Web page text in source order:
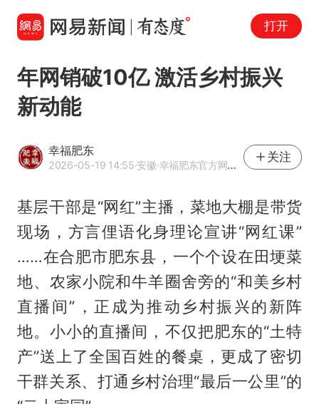
打开
年网销破10亿 激活乡村振兴
新动能
幸福肥东
2026-05-19 14:55·安徽·幸福肥东官方网易号
关注
基层干部是“网红”主播，菜地大棚是带货
现场，方言俚语化身理论宣讲“网红课”
……在合肥市肥东县，一个个设在田埂菜
地、农家小院和牛羊圈舍旁的“和美乡村
直播间”，正成为推动乡村振兴的新阵
地。小小的直播间，不仅把肥东的“土特
产”送上了全国百姓的餐桌，更成了密切
干群关系、打通乡村治理“最后一公里”的